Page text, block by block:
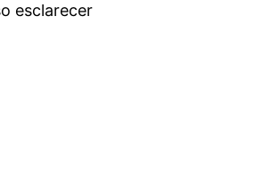
esclarecer